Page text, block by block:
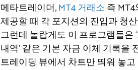
메타트레이더,MT4 거래소 즉
제공할 때 각 포지션의 진입과 청
그런데 놀랍게도 이 프로그램들은
내역’ 같은 기본 자금 이체 기록을
트레이딩 뷰에서 차트만 띄워 놓